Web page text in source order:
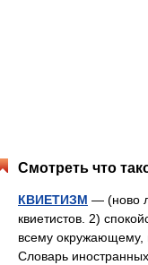
Смотреть что
КВИЕТИЗМ — (ново
квиетистов. 2)
всему окружающему,
Словарь